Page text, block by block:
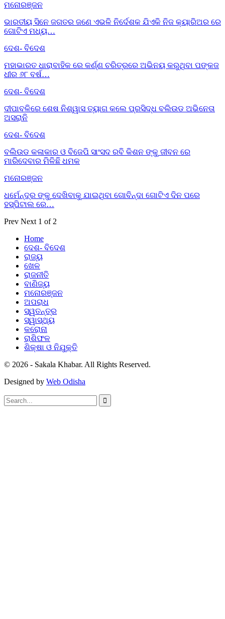
ମନୋରଞ୍ଜନ
ଭାରତୀୟ ସିନେ ଜଗତର ଜଣେ ଏଭଳି ନିର୍ଦେଶକ ଯିଏକି ନିଜ କ୍ୟାରିଅର ରେ
ଗୋଟିଏ ମଧ୍ୟ…
ଦେଶ- ବିଦେଶ
ମହାଭାରତ ଧାରାବାହିକ ରେ କର୍ଣ୍ଣ ଚରିତ୍ରରେ ଅଭିନୟ କରୁଥିବା ପଙ୍କଜ
ଧୀର ୬୮ ବର୍ଷ…
ଦେଶ- ବିଦେଶ
ଦୀପାବଳିରେ ଶେଷ ନିଶ୍ୱାସ ତ୍ୟାଗ କଲେ ପ୍ରସିଦ୍ଧ ବଲିଉଡ ଅଭିନେତା
ଅସରାନି
ଦେଶ- ବିଦେଶ
ବଲିଉଡ କଳାକାର ଓ ବିଜେପି ସାଂସଦ ରବି କିଶନ ଙ୍କୁ ଜୀବନ ରେ
ମାରିଦେବାର ମିଳିଛି ଧମକ
ମନୋରଞ୍ଜନ
ଧର୍ମେନ୍ଦ୍ର ଙ୍କୁ ଦେଖିବାକୁ ଯାଇଥିବା ଗୋବିନ୍ଦା ଗୋଟିଏ ଦିନ ପରେ
ହସ୍ପିଟାଲ ରେ…
Prev Next 1 of 2
Home
ଦେଶ- ବିଦେଶ
ରାଜ୍ୟ
ଖେଳ
ରାଜନୀତି
ବାଣିଜ୍ୟ
ମନୋରଞ୍ଜନ
ଅପରାଧ
ସ୍ୱତନ୍ତ୍ର
ସ୍ୱାସ୍ଥ୍ୟ
କରୋନା
ରାଶିଫଳ
ଶିକ୍ଷା ଓ ନିଯୁକ୍ତି
© 2026 - Sakala Khabar. All Rights Reserved.
Designed by Web Odisha